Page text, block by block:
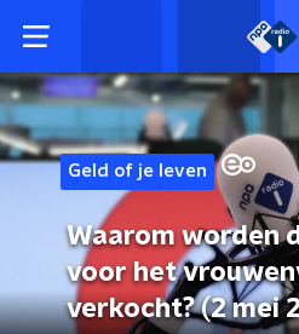
Geld of je leven
Waarom worden
voor het
verkocht? (2 mei